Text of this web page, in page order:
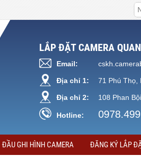
LẮP ĐẶT CAMERA
Email:
Địa chỉ 1: 71 Phú Thọ,
Địa chỉ 2: 108 Phan
Hotline:
ĐẦU GHI HÌNH CAMERA ĐĂNG KÝ LẮP